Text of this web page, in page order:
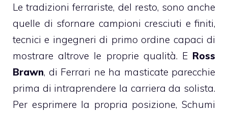
Le tradizioni ferrariste, del resto, sono anche
quelle di sfornare campioni cresciuti e finiti,
tecnici e ingegneri di primo ordine capaci di
mostrare altrove le proprie qualità. ERoss
Brawn, di Ferrari ne ha masticate parecchie
prima di intraprendere la carriera da solista.
Per esprimere la propria posizione, Schumi